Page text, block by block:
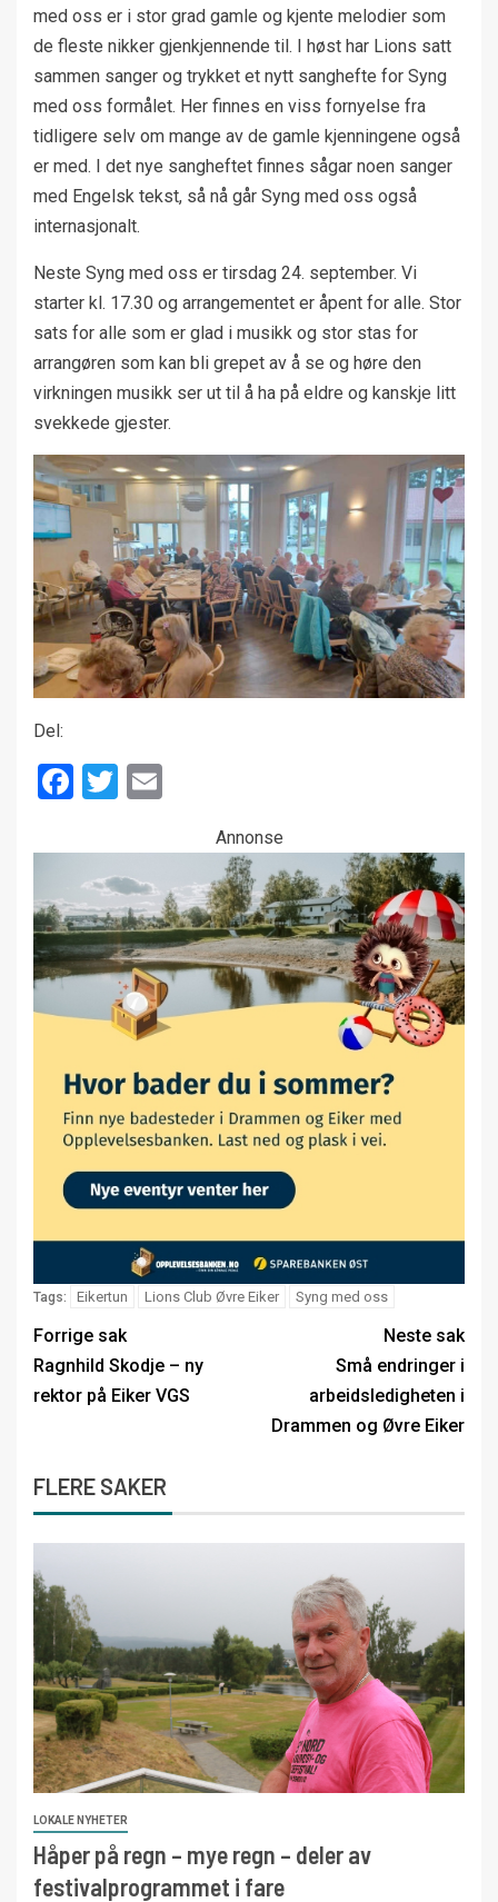
med oss er i stor grad gamle og kjente melodier som
de fleste nikker gjenkjennende til. I høst har Lions satt
sammen sanger og trykket et nytt sanghefte for Syng
med oss formålet. Her finnes en viss fornyelse fra
tidligere selv om mange av de gamle kjenningene også
er med. I det nye sangheftet finnes sågar noen sanger
med Engelsk tekst, så nå går Syng med oss også
internasjonalt.
Neste Syng med oss er tirsdag 24. september. Vi
starter kl. 17.30 og arrangementet er åpent for alle. Stor
sats for alle som er glad i musikk og stor stas for
arrangøren som kan bli grepet av å se og høre den
virkningen musikk ser ut til å ha på eldre og kanskje litt
svekkede gjester.
Del:
Facebook
Twitter
Annonse
Tags: Eikertun Lions Club Øvre Eiker Syng med oss
Forrige sak
Ragnhild Skodje – ny
rektor på Eiker VGS
Neste sak
Små endringer i
arbeidsledigheten i
Drammen og Øvre Eiker
FLERE SAKER
LOKALE NYHETER
Håper på regn – mye regn – deler av
festivalprogrammet i fare